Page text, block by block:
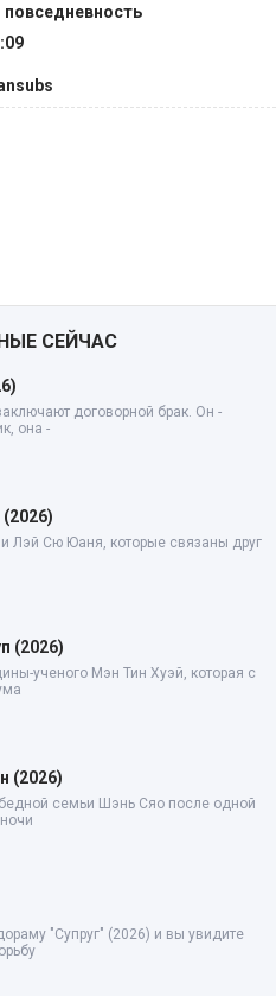
СЕЙЧАС
договорной брак. Он -
она -
Лэй Сю Юаня, которые связаны друг
(2026)
ученого Мэн Тин Хуэй, которая с
(2026)
семьи Шэнь Сяо после одной
"Супруг" (2026) и вы увидите